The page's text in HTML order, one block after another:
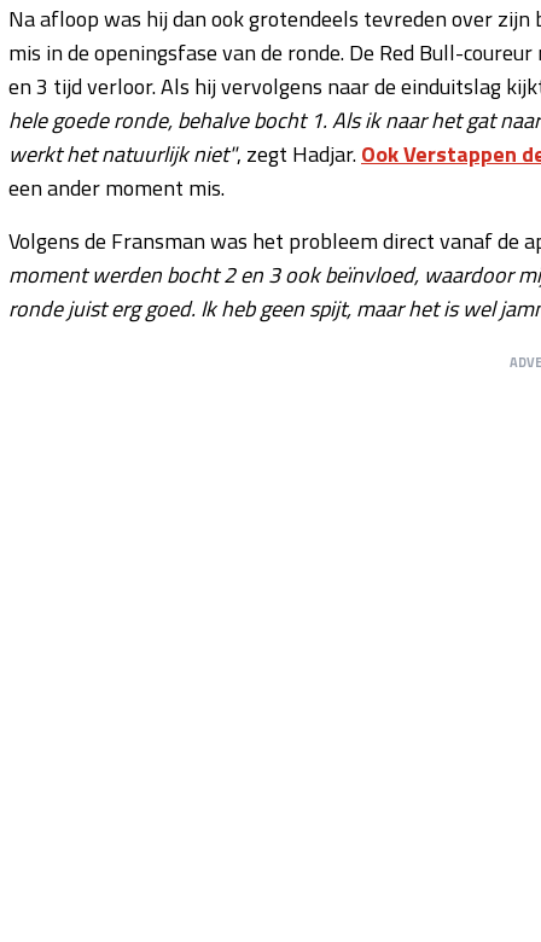
Na afloop was hij dan ook grotendeels tevreden over
mis in de openingsfase van de ronde. De Red Bull-
en 3 tijd verloor. Als hij vervolgens naar de einduitslag
hele goede ronde, behalve bocht 1. Als ik naar het gat
werkt het natuurlijk niet", zegt Hadjar.Ook Verstappen
een ander moment mis.
Volgens de Fransman was het probleem direct vanaf de
moment werden bocht 2 en 3 ook beïnvloed, waardoor
ronde juist erg goed. Ik heb geen spijt, maar het is wel